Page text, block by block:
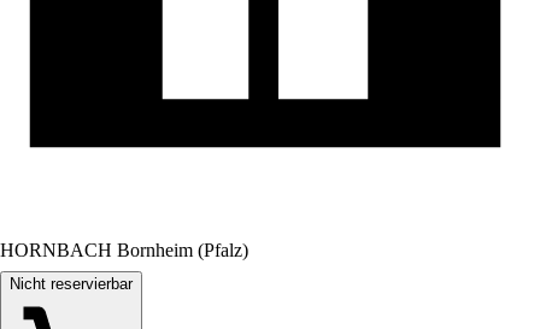
HORNBACH Bornheim (Pfalz)
Nicht reservierbar